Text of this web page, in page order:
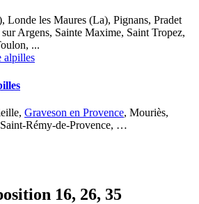
Londe les Maures (La), Pignans, Pradet
Argens, Sainte Maxime, Saint Tropez,
...
Graveson en Provence, Mouriès,
Rémy-de-Provence, …
16, 26, 35 